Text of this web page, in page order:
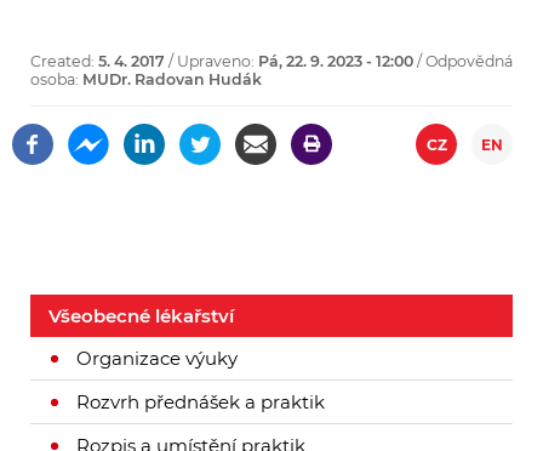
Všeobecné lékařství
Organizace výuky
Rozvrh přednášek a praktik
Rozpis a umístění praktik
Created: 5. 4. 2017 / Upraveno: Pá, 22. 9. 2023 - 12:00 / Odpovědná
osoba: MUDr. Radovan Hudák
CZ EN